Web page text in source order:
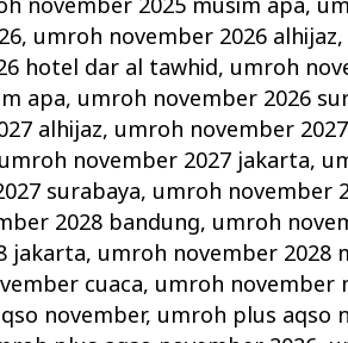
november 2025 musim apa,
, umroh november 2026 alhijaz
hotel dar al tawhid, umroh
apa, umroh november 2026
alhijaz, umroh november
umroh november 2027 jakarta,
surabaya, umroh november
2028 bandung, umroh
jakarta, umroh november 2028
cuaca, umroh november
november, umroh plus aqso